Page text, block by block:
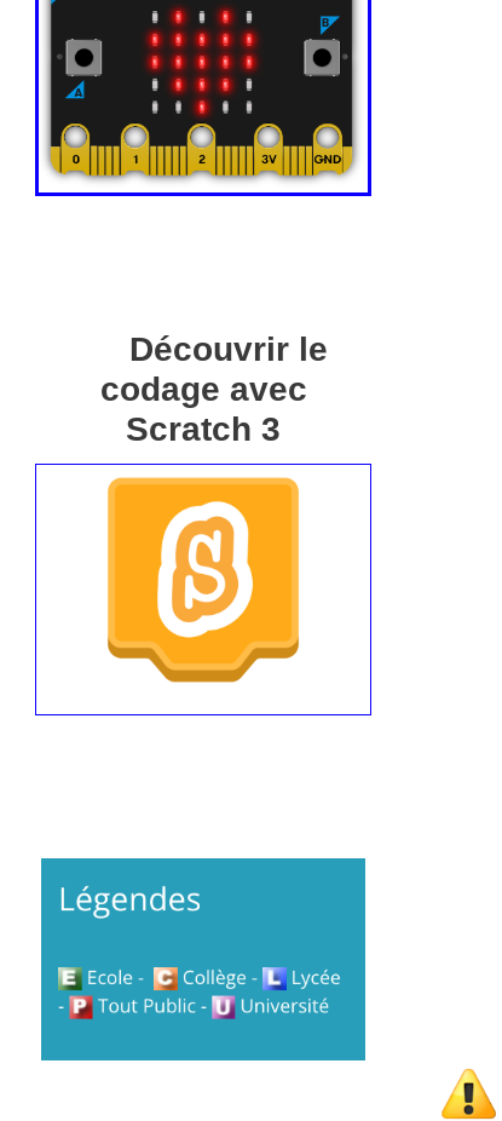
Découvrir le
codage avec
Scratch 3